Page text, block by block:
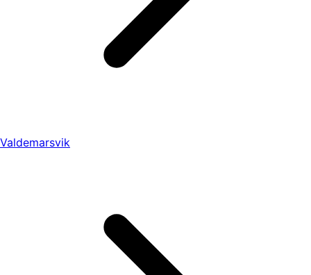
Valdemarsvik